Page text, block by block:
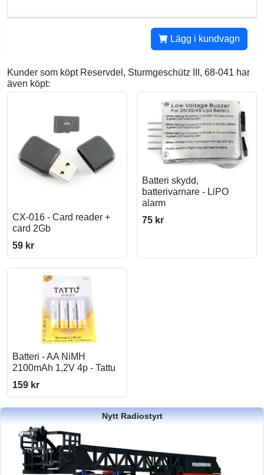
Lägg i kundvagn
Kunder som köpt Reservdel, Sturmgeschütz III, 68-041 har
även köpt:
CX-016 - Card reader +
card 2Gb
59 kr
Batteri skydd,
batterivarnare - LiPO
alarm
75 kr
Batteri - AA NiMH
2100mAh 1,2V 4p - Tattu
159 kr
Nytt Radiostyrt